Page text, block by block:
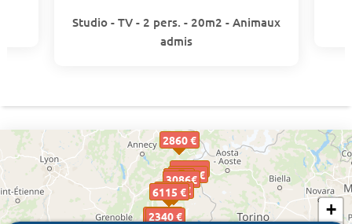
Studio - TV - 2 pers. - 20m2 - Animaux
admis
1600 €
2053 €
2340 €
2860 €
3015 €
4155 €
5015 €
6115 €
3086€
485€
611€
3086€
485€
611€
3086€
+